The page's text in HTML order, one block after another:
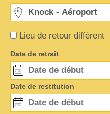
Lieu de retour différent
Date de retrait
Date de restitution